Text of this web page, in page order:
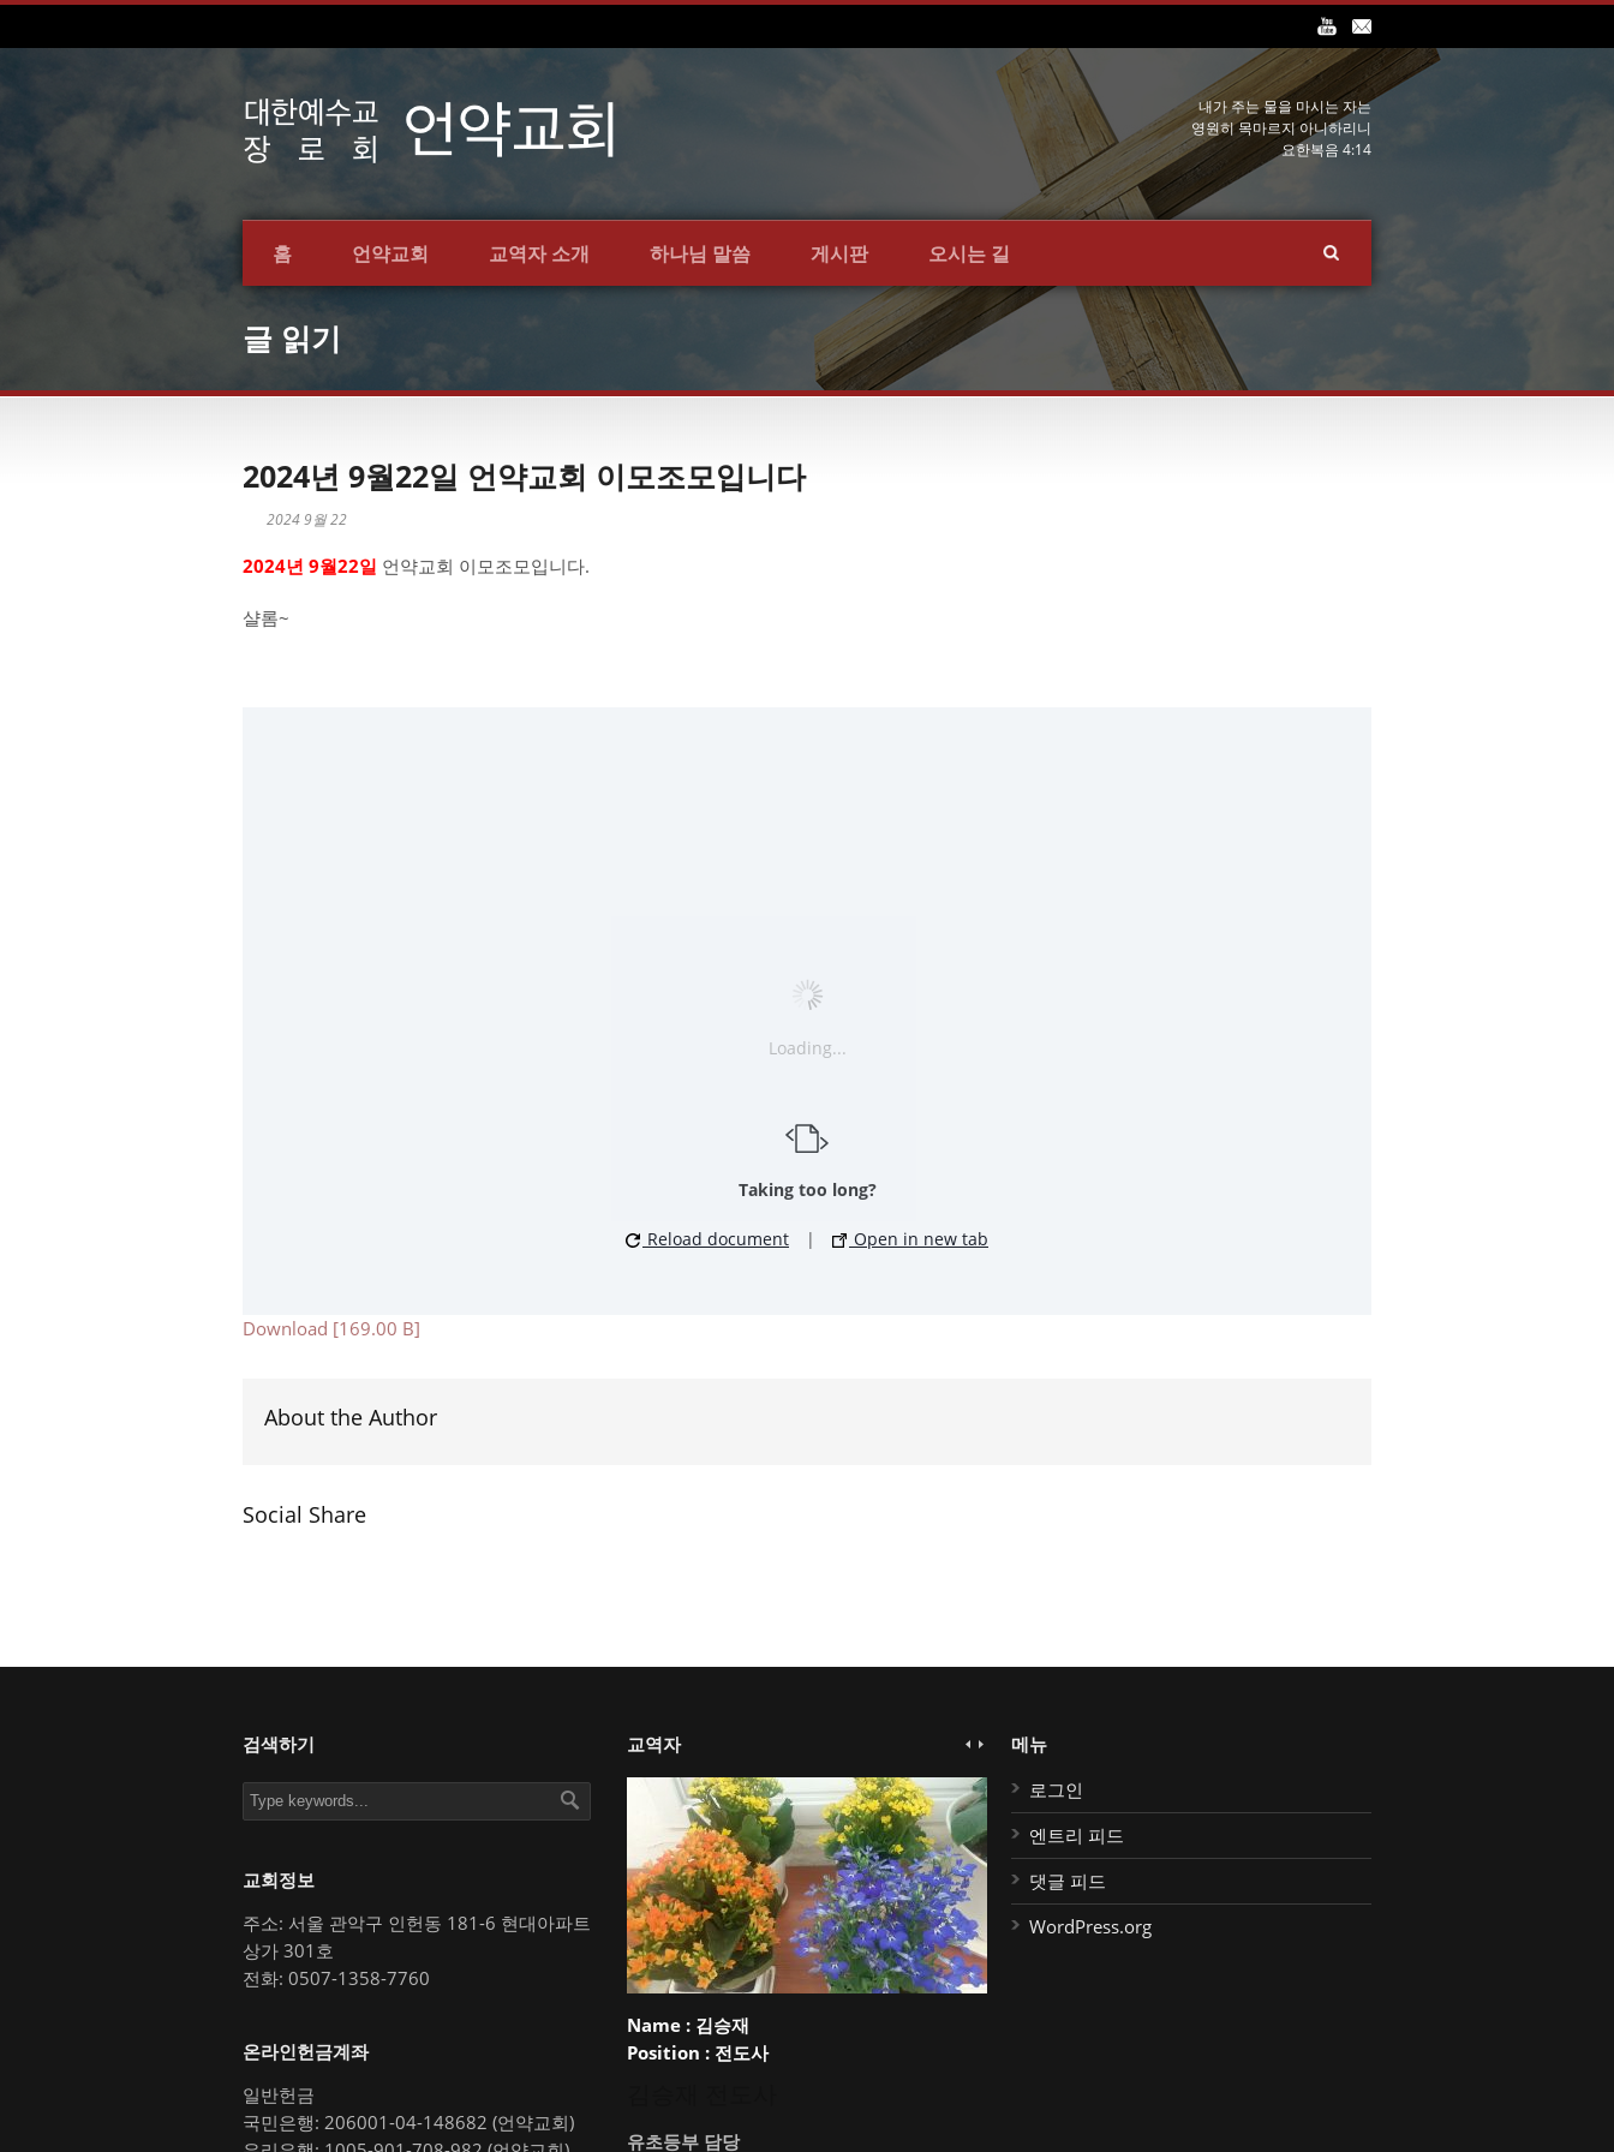
내가 주는 물을 마시는 자는
영원히 목마르지 아니하리니
요한복음 4:14
홈 언약교회 교역자 소개 하나님 말씀 게시판 오시는 길
글 읽기
2024년 9월22일 언약교회 이모조모입니다
2024 9월 22
2024년 9월22일 언약교회 이모조모입니다.
샬롬~
Loading...
Taking too long?
Reload document | Open in new tab
Download [169.00 B]
About the Author
Social Share
검색하기
교회정보
주소: 서울 관악구 인헌동 181-6 현대아파트
상가 301호
전화: 0507-1358-7760
온라인헌금계좌
일반헌금
국민은행: 206001-04-148682 (언약교회)
교역자
Name :김승재
Position :전도사
유초등부 담당
메뉴
로그인
엔트리 피드
댓글 피드
WordPress.org